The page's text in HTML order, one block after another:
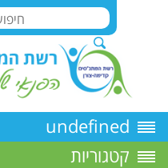
undefined
קטגוריות